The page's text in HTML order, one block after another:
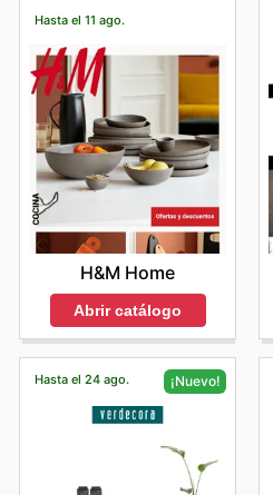
Hasta el 11 ago.
H&M Home
Abrir catálogo
Hasta el 24 ago. ¡Nuevo!